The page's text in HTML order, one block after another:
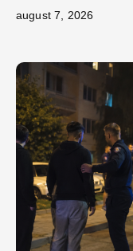
august 7, 2026